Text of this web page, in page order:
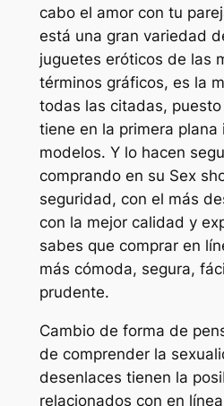
cabo el amor con tu
está una gran variedad
juguetes eróticos de las
términos gráficos, es la
todas las citadas,
tiene en la primera plana
modelos. Y lo hacen
comprando en su Sex
seguridad, con el más
con la mejor calidad y
sabes que comprar en
más cómoda, segura,
prudente.
Cambio de forma de
de comprender la
desenlaces tienen la
relacionados con en